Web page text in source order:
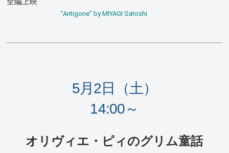
“Antigone” by MIYAGI Satoshi
5月2日（土）
14:00～
オリヴィエ・ピィのグリム童話